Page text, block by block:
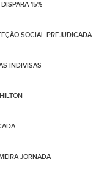
15%
SOCIAL PREJUDICADA
INDIVISAS
JORNADA